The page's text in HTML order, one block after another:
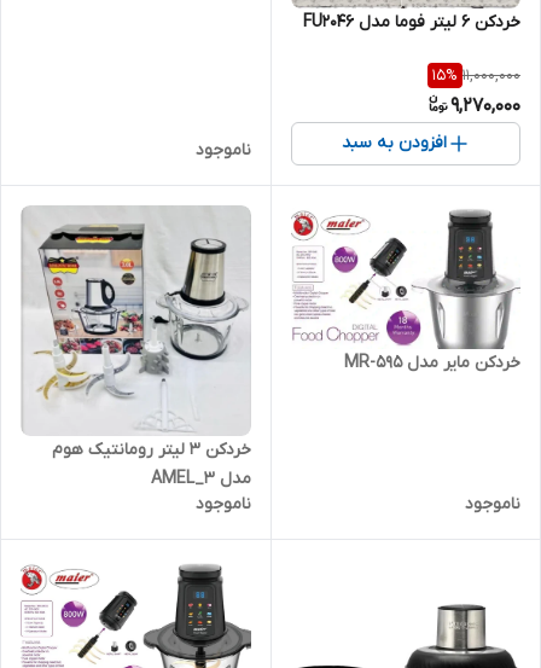
خردکن 6 لیتر فوما مدل FU2046
11,000,000
15%
9,270,000
افزودن به سبد ناموجود
خردکن مایر مدل MR-595
ناموجود
خردکن ۳ لیتر رومانتیک هوم
مدل AMEL_3
ناموجود